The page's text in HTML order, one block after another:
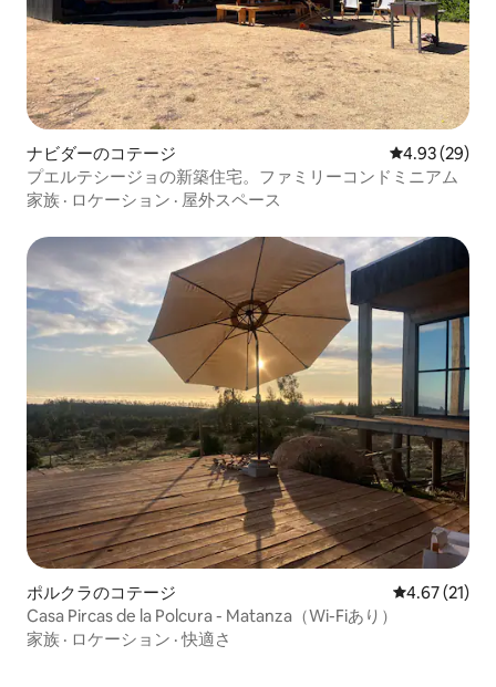
ナビダーのコテージ レビュー29
4.93 (29)
プエルテシージョの新築住宅。ファミリーコンドミニアム
家族 · ロケーション · 屋外スペース
ポルクラのコテージ レビュー21
4.67 (21)
Casa Pircas de la Polcura - Matanza（Wi-Fiあり）
家族 · ロケーション ·快適さ